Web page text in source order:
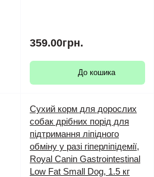
359.00грн.
До кошика
Сухий корм для дорослих
собак дрібних порід для
підтримання ліпідного
обміну у разі гіперліпідемії,
Royal Canin Gastrointestinal
Low Fat Small Dog, 1.5 кг